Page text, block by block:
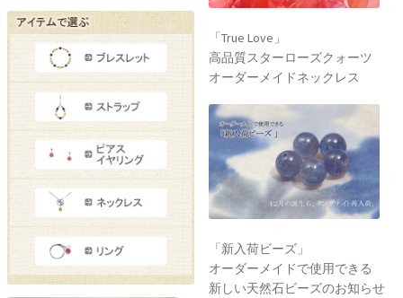
「True Love」
高品質スターローズクォーツ
オーダーメイドネックレス
「新入荷ビーズ」
オーダーメイドで使用できる
新しい天然石ビーズのお知らせ